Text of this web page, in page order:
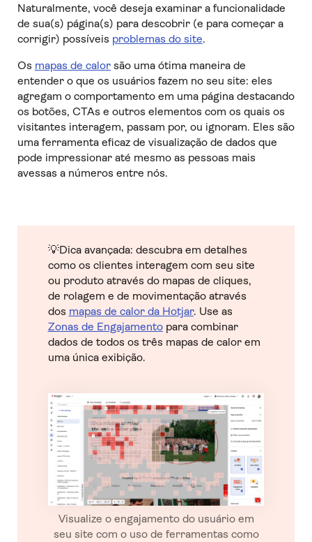
Naturalmente, você deseja examinar a funcionalidade
de sua(s) página(s) para descobrir (e para começar a
corrigir) possíveis problemas do site.
Os mapas de calorsão uma ótima maneira de
entender o que os usuários fazem no seu site: eles
agregam o comportamento em uma página destacando
os botões, CTAs e outros elementos com os quais os
visitantes interagem, passam por, ou ignoram. Eles são
uma ferramenta eficaz de visualização de dados que
pode impressionar até mesmo as pessoas mais
avessas a números entre nós.
💡Dica avançada: descubra em detalhes
como os clientes interagem com seu site
ou produto através do mapas de cliques,
de rolagem e de movimentação através
dos mapas de calor da Hotjar. Use as
Zonas de Engajamentopara combinar
dados de todos os três mapas de calor em
uma única exibição.
Visualize o engajamento do usuário em
seu site com o uso de ferramentas como